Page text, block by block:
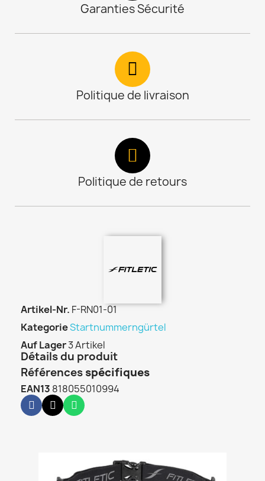
Garanties Sécurité
Politique de livraison
Politique de retours
Artikel-Nr. F-RN01-01
KategorieStartnummerngürtel
Auf Lager3 Artikel
Détails du produit
Références spécifiques
EAN13 818055010994